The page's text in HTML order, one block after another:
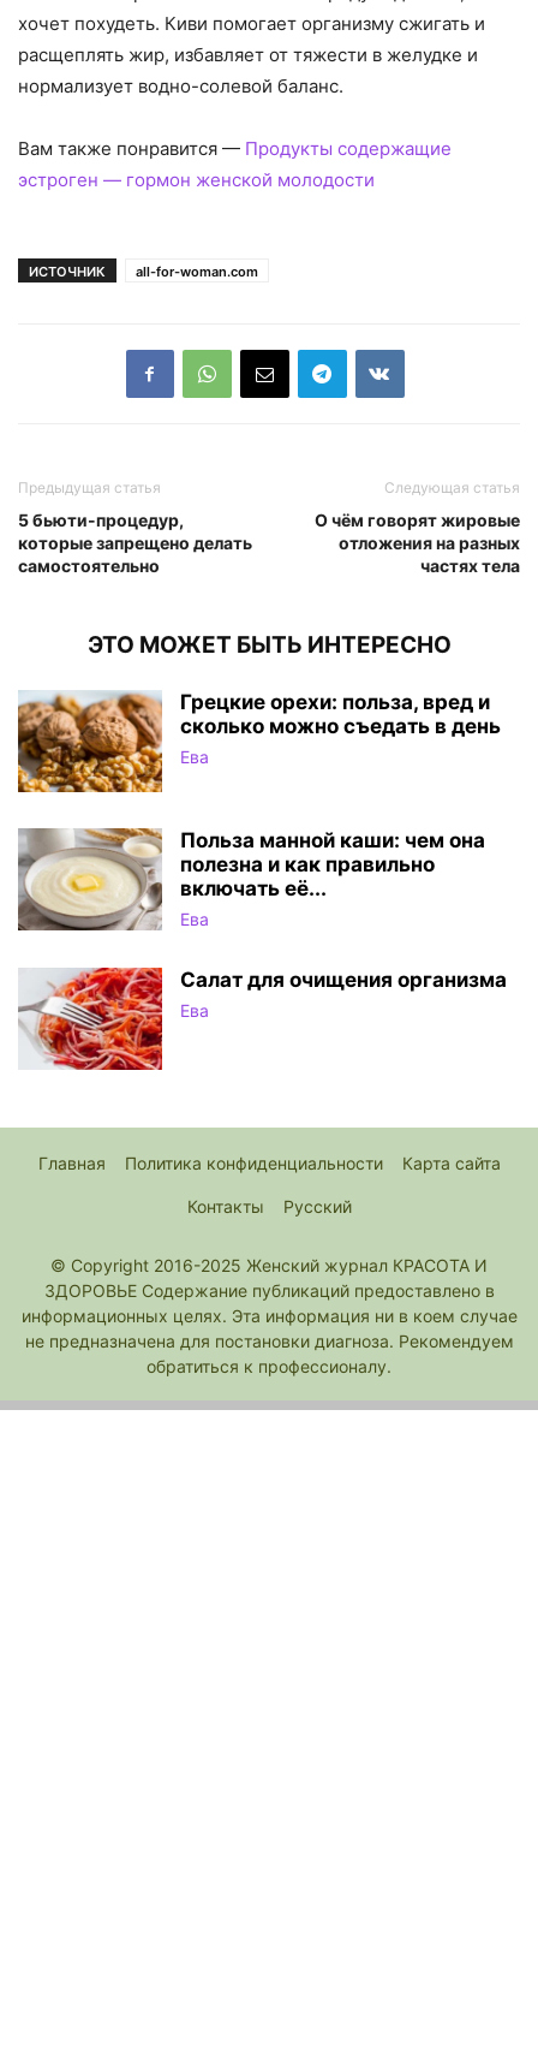
хочет похудеть. Киви помогает организму сжигать и
расщеплять жир, избавляет от тяжести в желудке и
нормализует водно-солевой баланс.
Вам также понравится — Продукты содержащие
эстроген — гормон женской молодости
ИСТОЧНИК all-for-woman.com
Предыдущая статья
5 бьюти-процедур,
которые запрещено делать
самостоятельно
Следующая статья
О чём говорят жировые
отложения на разных
частях тела
ЭТО МОЖЕТ БЫТЬ ИНТЕРЕСНО
Грецкие орехи: польза, вред и
сколько можно съедать в день
Ева
Польза манной каши: чем она
полезна и как правильно
включать её...
Ева
Салат для очищения организма
Ева
Главная Политика конфиденциальности Карта сайта
Контакты Русский
© Copyright 2016-2025 Женский журнал КРАСОТА И
ЗДОРОВЬЕ Содержание публикаций предоставлено в
информационных целях. Эта информация ни в коем случае
не предназначена для постановки диагноза. Рекомендуем
обратиться к профессионалу.